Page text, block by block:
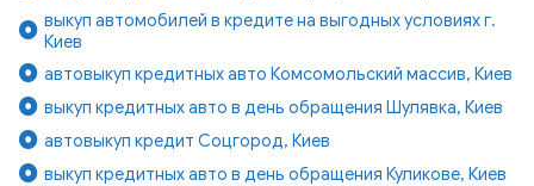
выкуп автомобилей в кредите на выгодных условиях г.
Киев
автовыкуп кредитных авто Комсомольский массив, Киев
выкуп кредитных авто в день обращения Шулявка, Киев
автовыкуп кредит Соцгород, Киев
выкуп кредитных авто в день обращения Куликове, Киев